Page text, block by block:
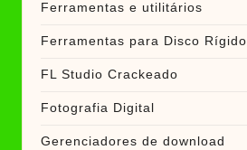
Ferramentas e utilitários
Ferramentas para Disco Rígido
FL Studio Crackeado
Fotografia Digital
Gerenciadores de download